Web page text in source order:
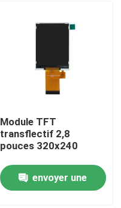
Module TFT
transflectif 2,8
pouces 320x240
envoyer une